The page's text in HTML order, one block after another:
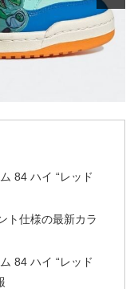
84 ハイ “レッド
ト仕様の最新カラ
84 ハイ “レッド